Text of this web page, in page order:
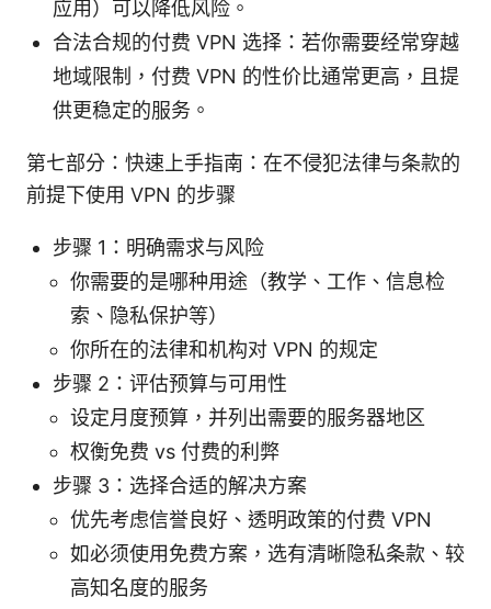
应用）可以降低风险。
合法合规的付费 VPN 选择：若你需要经常穿越
地域限制，付费 VPN 的性价比通常更高，且提
供更稳定的服务。
第七部分：快速上手指南：在不侵犯法律与条款的
前提下使用 VPN 的步骤
步骤 1：明确需求与风险
你需要的是哪种用途（教学、工作、信息检
索、隐私保护等）
你所在的法律和机构对 VPN 的规定
步骤 2：评估预算与可用性
设定月度预算，并列出需要的服务器地区
权衡免费 vs 付费的利弊
步骤 3：选择合适的解决方案
优先考虑信誉良好、透明政策的付费 VPN
如必须使用免费方案，选有清晰隐私条款、较
高知名度的服务